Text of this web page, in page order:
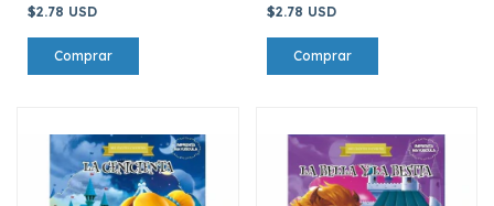
$2.78 USD $2.78 USD